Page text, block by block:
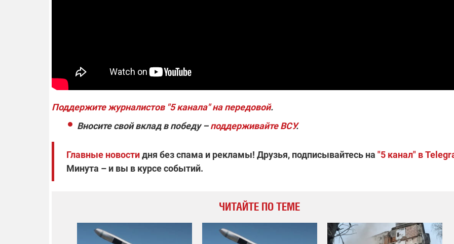
Поддержите журналистов "5 канала" на передовой.
Вносите свой вклад в победу –поддерживайте ВСУ.
Главные новостидня без спама и рекламы! Друзья, подписывайтесь на "5 канал" в
Минута – и вы в курсе событий.
ЧИТАЙТЕ ПО ТЕМЕ